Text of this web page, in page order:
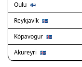
Oulu 🇫🇮
Reykjavík 🇮🇸
Kópavogur 🇮🇸
Akureyri 🇮🇸